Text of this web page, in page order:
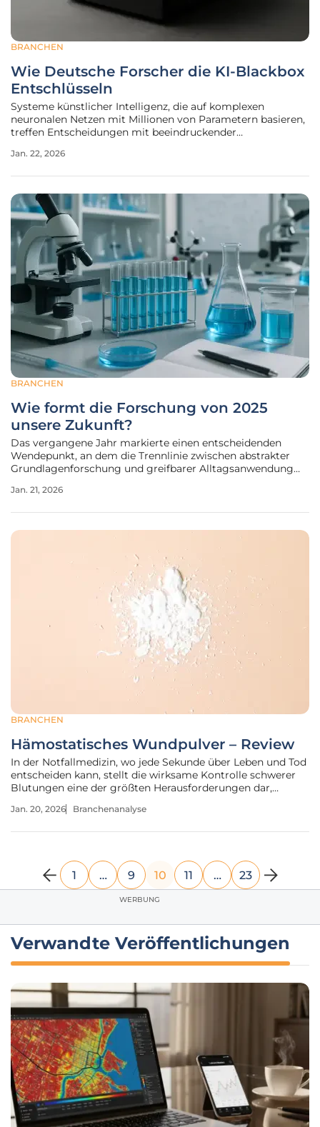
BRANCHEN
Wie Deutsche Forscher die KI-Blackbox
Entschlüsseln
Systeme künstlicher Intelligenz, die auf komplexen
neuronalen Netzen mit Millionen von Parametern basieren,
treffen Entscheidungen mit beeindruckender
Ergebnissen bleibt selbst für ihre Entwickler oft ein
Jan. 22, 2026
BRANCHEN
Wie formt die Forschung von 2025
unsere Zukunft?
Das vergangene Jahr markierte einen entscheidenden
Wendepunkt, an dem die Trennlinie zwischen abstrakter
Grundlagenforschung und greifbarer Alltagsanwendung
Errungenschaften, die lange Zeit auf Labore und
Jan. 21, 2026
BRANCHEN
Hämostatisches Wundpulver – Review
In der Notfallmedizin, wo jede Sekunde über Leben und Tod
entscheiden kann, stellt die wirksame Kontrolle schwerer
Blutungen eine der größten Herausforderungen dar,
Methoden unzugänglich sind. Das hämostatische
Jan. 20, 2026 Branchenanalyse
1 … 9 10 11 … 23
WERBUNG
Verwandte Veröffentlichungen